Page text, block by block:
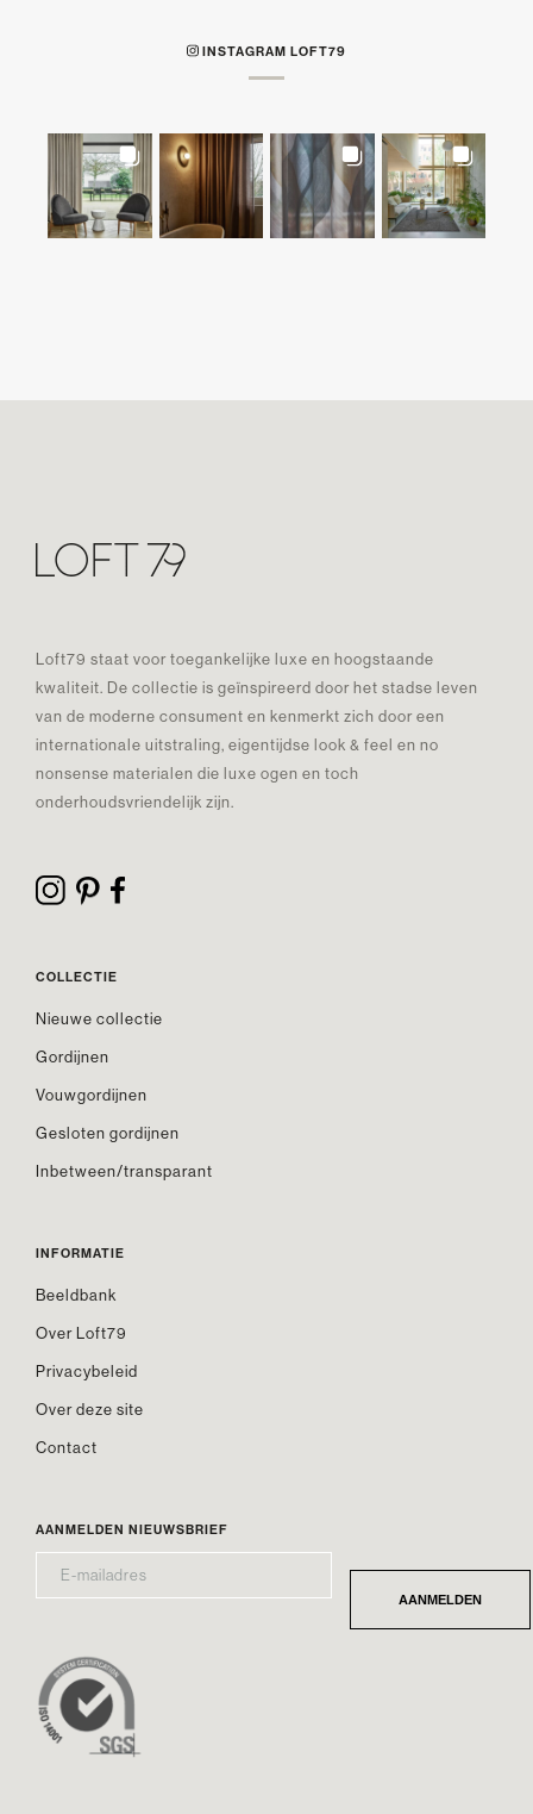
INSTAGRAM LOFT79
Loft79 staat voor toegankelijke luxe en hoogstaande
kwaliteit. De collectie is geïnspireerd door het stadse leven
van de moderne consument en kenmerkt zich door een
internationale uitstraling, eigentijdse look & feel en no
nonsense materialen die luxe ogen en toch
onderhoudsvriendelijk zijn.
COLLECTIE
Nieuwe collectie
Gordijnen
Vouwgordijnen
Gesloten gordijnen
Inbetween/transparant
INFORMATIE
Beeldbank
Over Loft79
Privacybeleid
Over deze site
Contact
AANMELDEN NIEUWSBRIEF
MAILADRES* AANMELDEN